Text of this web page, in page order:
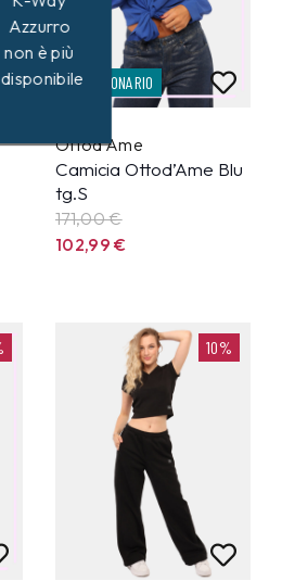
CAMPIONARIO
Ottod'Ame
Camicia Ottod’Ame Blu
tg.S
171,00 €
102,99€
10%
Azzurro
non è più
disponibile